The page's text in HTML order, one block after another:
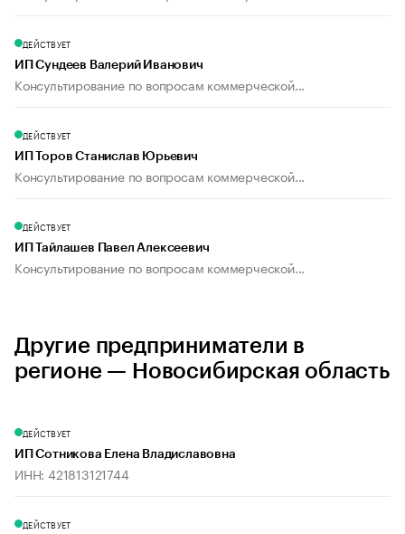
ДЕЙСТВУЕТ
ИП Сундеев Валерий Иванович
Консультирование по вопросам коммерческой...
ДЕЙСТВУЕТ
ИП Торов Станислав Юрьевич
Консультирование по вопросам коммерческой...
ДЕЙСТВУЕТ
ИП Тайлашев Павел Алексеевич
Консультирование по вопросам коммерческой...
Другие предприниматели в
регионе — Новосибирская область
ДЕЙСТВУЕТ
ИП Сотникова Елена Владиславовна
ИНН: 421813121744
ДЕЙСТВУЕТ